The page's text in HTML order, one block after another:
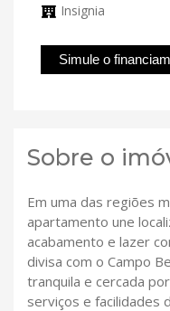
Insignia
Simule o
Sobre o
Em uma das regiões
apartamento une
acabamento e lazer
divisa com o Campo
tranquila e cercada
serviços e facilidades